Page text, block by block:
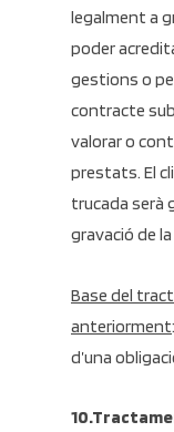
legalment a
poder
gestions o
contracte
valorar o
prestats. El
trucada serà
gravació de
Base del
anteriorment
d’una